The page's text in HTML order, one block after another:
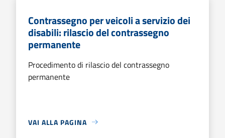
Contrassegno per veicoli a servizio dei
disabili: rilascio del contrassegno
permanente
Procedimento di rilascio del contrassegno
permanente
VAI ALLA PAGINA